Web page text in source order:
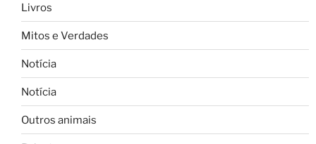
Livros
Mitos e Verdades
Notícia
Notícia
Outros animais